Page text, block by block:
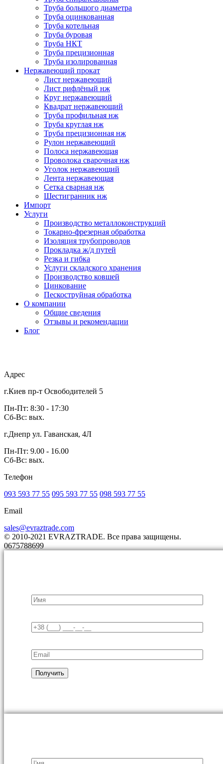
Труба большого диаметра
Труба оцинкованная
Труба котельная
Труба буровая
Труба НКТ
Труба прецизионная
Труба изолированная
Нержавеющий прокат
Лист нержавеющий
Лист рифлёный нж
Круг нержавеющий
Квадрат нержавеющий
Труба профильная нж
Труба круглая нж
Труба прецизионная нж
Рулон нержавеющий
Полоса нержавеющая
Проволока сварочная нж
Уголок нержавеющий
Лента нержавеющая
Сетка сварная нж
Шестигранник нж
Импорт
Услуги
Производство металлоконструкций
Токарно-фрезерная обработка
Изоляция трубопроводов
Прокладка ж/д путей
Резка и гибка
Услуги складского хранения
Производство ковшей
Цинкование
Пескоструйная обработка
О компании
Общие сведения
Отзывы и рекомендации
Блог
Адрес
г.Киев пр-т Освободителей 5
Пн-Пт: 8:30 - 17:30
Сб-Вс: вых.
г.Днепр ул. Гаванская, 4Л
Пн-Пт: 9.00 - 16.00
Сб-Вс: вых.
Телефон
093 593 77 55 095 593 77 55 098 593 77 55
Email
sales@evraztrade.com
© 2010-2021 EVRAZTRADE. Все права защищены.
0675788699